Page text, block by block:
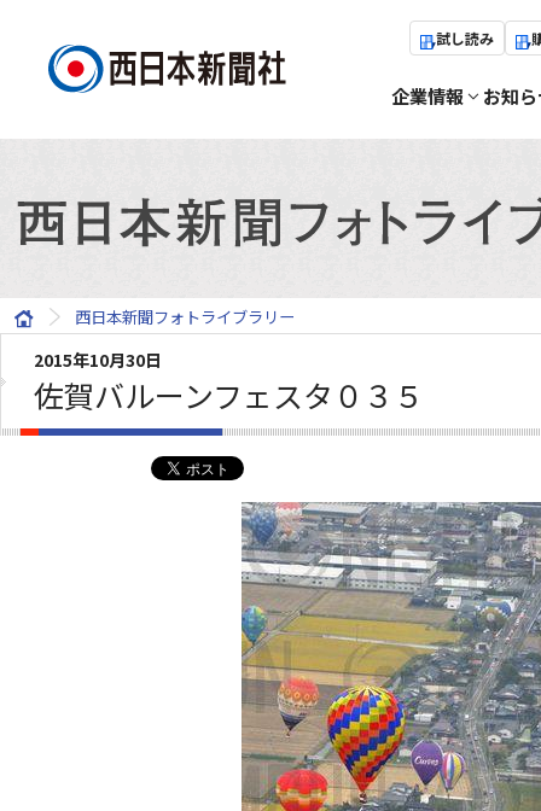
試し読み
企業情報 お知
西日本新聞フォトライブラリー
2015年10月30日
佐賀バルーンフェスタ０３５